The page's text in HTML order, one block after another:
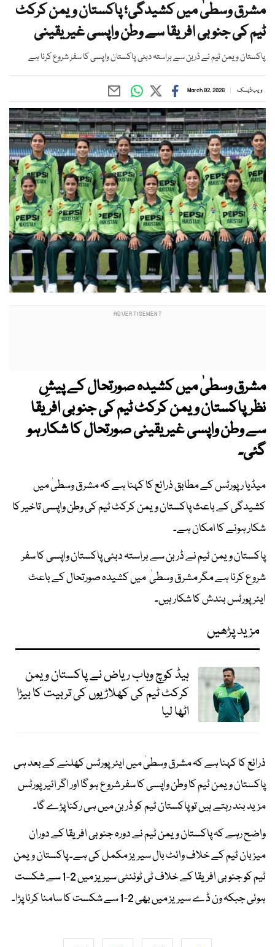
مشرق وسطیٰ میں کشیدگی؛ پاکستان ویمن کرکٹ
ٹیم کی جنو بی افریقا سے وطن واپسی غیر یقینی
پاکستان ویمن ٹیم نے ڈربن سے براستہ دبئی پاکستان واپسی کا سفر شروع کرنا ہے
ویب ڈیسک March 02, 2026
مشرق وسطیٰ میں کشیدہ صورتحال کے پیشِ
نظر پاکستان ویمن کرکٹ ٹیم کی جنو بی افریقا
سے وطن واپسی غیر یقینی صورتحال کا شکار ہو
گئی۔
میڈیا رپورٹس کے مطابق ذرائع کا کہنا ہے کہ مشرق وسطیٰ میں
کشیدگی کے باعث پاکستان ویمن کرکٹ ٹیم کی وطن واپسی تاخیر کا
شکار ہونے کا امکان ہے۔
پاکستان ویمن ٹیم نے ڈربن سے براستہ دبئی پاکستان واپسی کا سفر
شروع کرنا ہے مگر مشرق وسطیٰ میں کشیدہ صورتحال کے باعث
ایئرپورٹس بندش کا شکار ہیں۔
مزید پڑھیں
ہیڈ کوچ وہاب ریاض نے پاکستان ویمن
کرکٹ ٹیم کی کھلاڑیوں کی تربیت کا بیڑا
اٹھا لیا
ذرائع کا کہنا ہے کہ مشرق وسطیٰ میں ایئرپورٹس کھلنے کے بعد ہی
پاکستان ویمن ٹیم کا وطن واپسی کا سفر شروع ہو گا اور اگر ائیرپورٹس
مزید بند رہتے ہیں تو پاکستان ٹیم کو ڈربن میں ہی رکنا پڑے گا۔
واضح رہے کہ پاکستان ویمن ٹیم نے دورہ جنوبی افریقا کے دوران
میزبان ٹیم کے خلاف وائٹ بال سیریز مکمل کی ہے۔ پاکستان ویمن
ٹیم کو جنوبی افریقا کے خلاف ٹی ٹوئنٹی سیریز میں 2-1 سے شکست
ہوئی جبکہ ون ڈے سیریز میں بھی 2-1 سے شکست کا سامنا کرنا پڑا۔